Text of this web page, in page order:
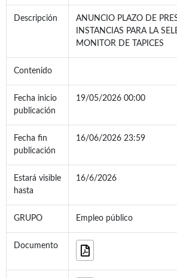
Descripción
ANUNCIO PLAZO DE
INSTANCIAS PARA LA
MONITOR DE TAPICES
Contenido
Fecha inicio
publicación
19/05/2026 00:00
Fecha fin
publicación
16/06/2026 23:59
Estará visible
hasta
16/6/2026
GRUPO Empleo público
Documento